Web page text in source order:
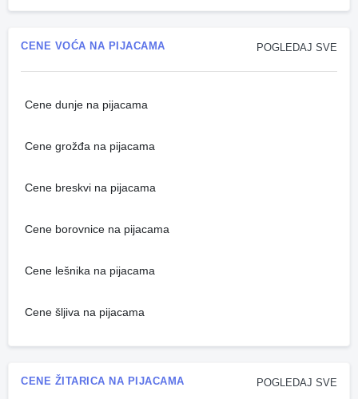
POGLEDAJ SVE
CENE VOĆA NA PIJACAMA
Cene dunje na pijacama
Cene grožđa na pijacama
Cene breskvi na pijacama
Cene borovnice na pijacama
Cene lešnika na pijacama
Cene šljiva na pijacama
POGLEDAJ SVE
CENE ŽITARICA NA PIJACAMA